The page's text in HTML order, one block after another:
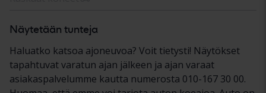
Näytetään tunteja
Haluatko katsoa ajoneuvoa? Voit tietysti! Näytökset
tapahtuvat varatun ajan jälkeen ja ajan varaat
asiakaspalvelumme kautta numerosta 010-167 30 00.